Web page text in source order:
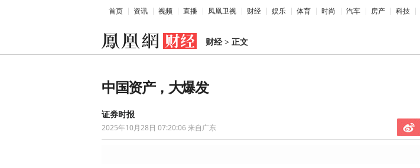
首页 资讯 视频 直播 凤凰卫视 财经 娱乐 体育 时尚 汽车 房产 科技
财经> 正文
中国资产，大爆发
证券时报
2025年10月28日 07:20:06来自广东